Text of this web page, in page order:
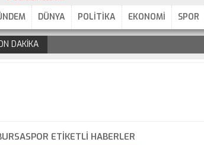
DÜNYA POLİTİKA EKONOMİ SPOR
DAKİKA
ETIKETLI HABERLER